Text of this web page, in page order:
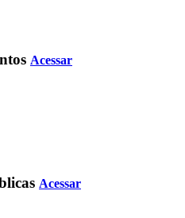
Acessar
Acessar